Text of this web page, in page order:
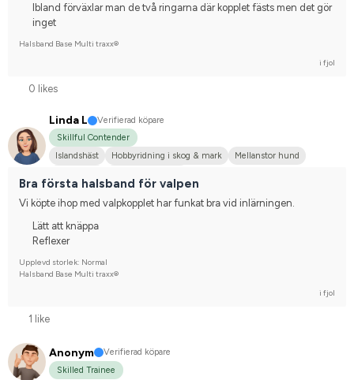
Ibland förväxlar man de två ringarna där kopplet fästs men det gör
inget
Halsband Base Multi traxx®
i fjol
0 likes
Linda L
Verifierad köpare
Skillful Contender
Islandshäst
Hobbyridning i skog & mark
Mellanstor hund
Bra första halsband för valpen
Vi köpte ihop med valpkopplet har funkat bra vid inlärningen.
Lätt att knäppa
Reflexer
Upplevd storlek: Normal
Halsband Base Multi traxx®
i fjol
1 like
Anonym
Verifierad köpare
Skilled Trainee